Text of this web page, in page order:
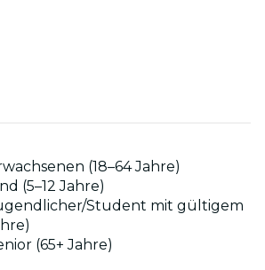
(18–64 Jahre)
(5–12 Jahre)
Student mit gültigem
(65+ Jahre)